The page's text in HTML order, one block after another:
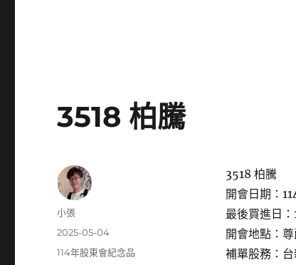
3518 柏騰
3518 柏騰
開會日期：
最後買進日
開會地點：
補單股務：
作
小張
發
2025-05-04
分
114年股東會紀念品